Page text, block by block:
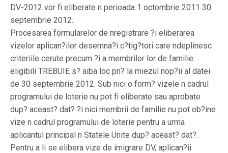
DV-2012 vor fi eliberate n perioada 1 octombrie 2011 30
septembrie 2012.
Procesarea formularelor de nregistrare ?i eliberarea
vizelor aplican?ilor desemna?i c?tig?tori care ndeplinesc
criteriile cerute precum ?i a membrilor lor de familie
eligibili TREBUIE s? aiba loc pn? la miezul nop?ii al datei
de 30 septembrie 2012. Sub nici o form? vizele n cadrul
programului de loterie nu pot fi eliberate sau aprobate
dup? aceast? dat? ?i nici membrii de familie nu pot ob?ine
vize n cadrul programului de loterie pentru a urma
aplicantul principal n Statele Unite dup? aceast? dat?.
Pentru a li se elibera vize de imigrare DV, aplican?ii